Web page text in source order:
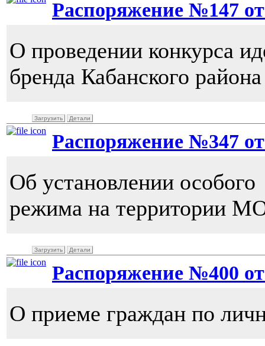
Распоряжение №147 от
О проведении конкурса
бренда Кабанского района
Загрузить Детали
Распоряжение №347 от
Об установлении
режима на территории
Загрузить Детали
Распоряжение №400 от
О приеме граждан по